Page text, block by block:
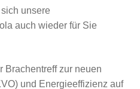
unsere
auch wieder für Sie
Brachentreff zur neuen
und Energieeffizienz auf